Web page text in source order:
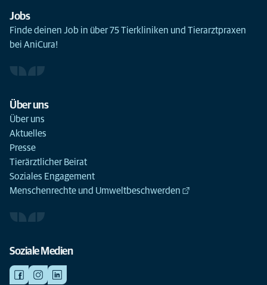
Jobs
Finde deinen Job in über 75 Tierkliniken und Tierarztpraxen
bei AniCura!
Über uns
Über uns
Aktuelles
Presse
Tierärztlicher Beirat
Soziales Engagement
Menschenrechte und Umweltbeschwerden
Soziale Medien